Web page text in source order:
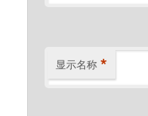
显示名称 *